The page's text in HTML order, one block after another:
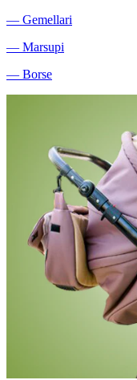
― Gemellari
― Marsupi
― Borse